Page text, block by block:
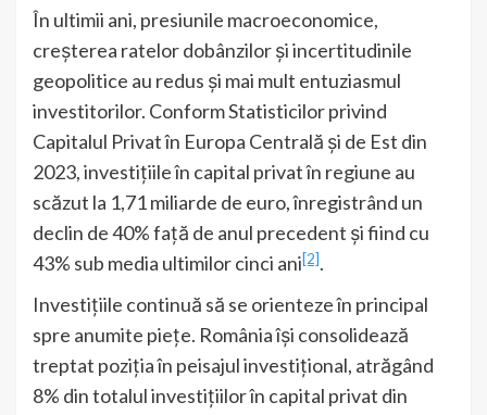
În ultimii ani, presiunile macroeconomice,
creșterea ratelor dobânzilor și incertitudinile
geopolitice au redus și mai mult entuziasmul
investitorilor. Conform Statisticilor privind
Capitalul Privat în Europa Centrală și de Est din
2023, investițiile în capital privat în regiune au
scăzut la 1,71 miliarde de euro, înregistrând un
declin de 40% față de anul precedent și fiind cu
43% sub media ultimilor cinci ani[2].
Investițiile continuă să se orienteze în principal
spre anumite piețe. România își consolidează
treptat poziția în peisajul investițional, atrăgând
8% din totalul investițiilor în capital privat din